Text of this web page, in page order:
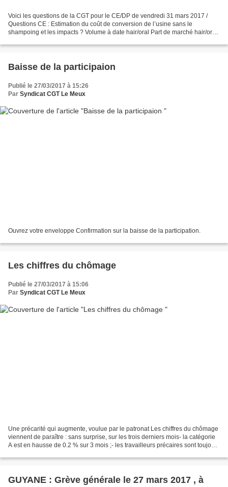
Voici les questions de la CGT pour le CE/DP de vendredi 31 mars 2017 /
Questions CE : Estimation du coût de conversion de l’usine sans le
shampoing et les impacts ? Volume à date hair/oral Part de marché hair/oral
Baisse de la participaion
Publié le 27/03/2017 à 15:26
Par Syndicat CGT Le Meux
Ouvrez votre enveloppe Confirmation sur la baisse de la participation.
Les chiffres du chômage
Publié le 27/03/2017 à 15:06
Par Syndicat CGT Le Meux
Une précarité qui augmente, voulue par le patronat Les chiffres du chômage
viennent de paraître : sans surprise, sur les trois derniers mois- la catégorie
A est en hausse de 0.2 % sur 3 mois ;- les travailleurs précaires sont toujours
GUYANE : Grève générale le 27 mars 2017 , à